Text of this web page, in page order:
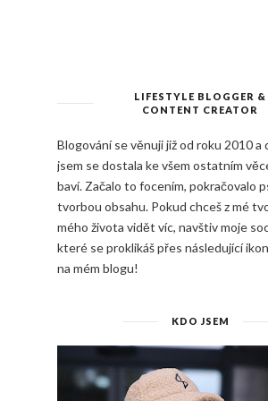
LIFESTYLE BLOGGER &
CONTENT CREATOR
Blogování se věnuji již od roku 2010 a
jsem se dostala ke všem ostatním
baví. Začalo to focením, pokračovalo
tvorbou obsahu. Pokud chceš z mé
mého života vidět víc, navštiv moje
které se proklikáš přes následující
na mém blogu!
KDO JSEM